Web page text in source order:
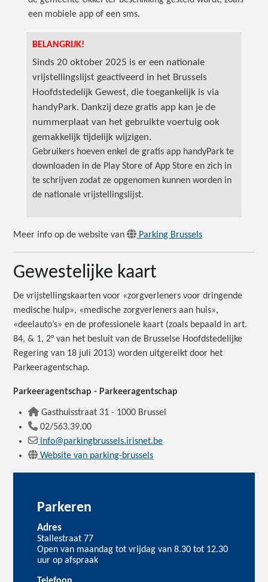
een mobiele app of een sms.
BELANGRIJK!
Sinds 20 oktober 2025 is er een nationale
vrijstellingslijst geactiveerd in het Brussels
Hoofdstedelijk Gewest, die toegankelijk is via
handyPark. Dankzij deze gratis app kan je de
nummerplaat van het gebruikte voertuig ook
gemakkelijk tijdelijk wijzigen.
Gebruikers hoeven enkel de gratis app handyPark te
downloaden in de Play Store of App Store en zich in
te schrijven zodat ze opgenomen kunnen worden in
de nationale vrijstellingslijst.
Meer info op de website van Parking Brussels
Gewestelijke kaart
De vrijstellingskaarten voor «zorgverleners voor dringende
medische hulp», «medische zorgverleners aan huis»,
«deelauto’s» en de professionele kaart (zoals bepaald in art.
84, & 1, 2° van het besluit van de Brusselse Hoofdstedelijke
Regering van 18 juli 2013) worden uitgereikt door het
Parkeeragentschap.
Parkeeragentschap - Parkeeragentschap
Gasthuisstraat 31 - 1000 Brussel
02/563.39.00
info@parkingbrussels.irisnet.be
Website van parking-brussels
Parkeren
Adres
Stallestraat 77
Open van maandag tot vrijdag van 8.30 tot 12.30
uur op afspraak